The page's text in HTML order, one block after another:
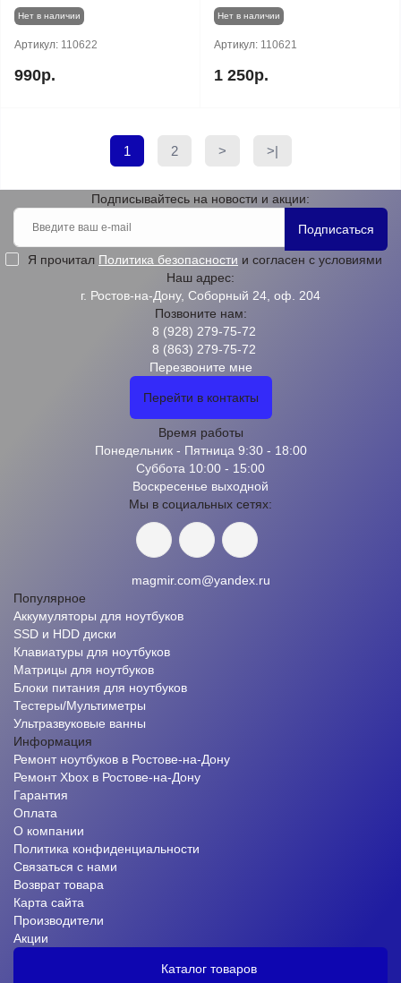
Нет в наличии
Артикул: 110622
990р.
Нет в наличии
Артикул: 110621
1 250р.
1 2 > >|
Подписывайтесь на новости и акции:
Подписаться
Я прочитал Политика безопасности и согласен с условиями
Наш адрес:
г. Ростов-на-Дону, Соборный 24, оф. 204
Позвоните нам:
8 (928) 279-75-72
8 (863) 279-75-72
Перезвоните мне
Перейти в контакты
Время работы
Понедельник - Пятница 9:30 - 18:00
Суббота 10:00 - 15:00
Воскресенье выходной
Мы в социальных сетях:
magmir.com@yandex.ru
Популярное
Аккумуляторы для ноутбуков
SSD и HDD диски
Клавиатуры для ноутбуков
Матрицы для ноутбуков
Блоки питания для ноутбуков
Тестеры/Мультиметры
Ультразвуковые ванны
Информация
Ремонт ноутбуков в Ростове-на-Дону
Ремонт Xbox в Ростове-на-Дону
Гарантия
Оплата
О компании
Политика конфиденциальности
Связаться с нами
Возврат товара
Карта сайта
Производители
Акции
Каталог товаров